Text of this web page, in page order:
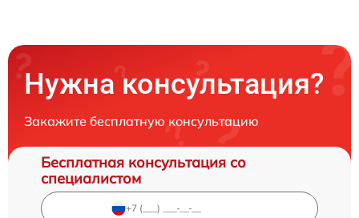
Нужна консультация?
Закажите бесплатную консультацию
Бесплатная консультация со
специалистом